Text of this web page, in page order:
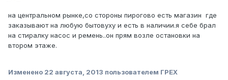
на центральном рынке,со стороны пирогово есть магазин где
заказывают на любую бытовуху и есть в наличии.я себе брал
на стиралку насос и ремень..он прям возле остановки на
втором этаже.
Изменено 22 августа, 2013 пользователем ГРЕХ